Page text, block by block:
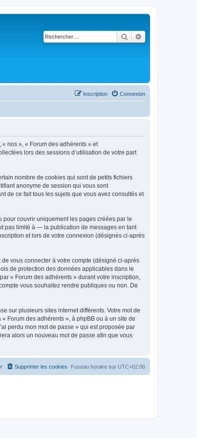
Rechercher
Connexion
Inscription
nos », « Forum des adhérents » et
lors des sessions d’utilisation de votre part
nombre de cookies qui sont de petits fichiers
anonyme de session qui vous sont
de ce fait tous les sujets que vous avez consultés et
couvrir uniquement les pages créées par le
pas limité à — la publication de messages en tant
et lors de votre connexion (désignés ci-après
vous connecter à votre compte (désigné ci-après
de protection des données applicables dans le
« Forum des adhérents » durant votre inscription,
vous souhaitez rendre publiques ou non. De
sur plusieurs sites internet différents. Votre mot de
Forum des adhérents », à phpBB ou à un site de
perdu mon mot de passe » qui est proposée par
alors un nouveau mot de passe afin que vous
Fuseau horaire sur UTC+02:00
Supprimer les cookies